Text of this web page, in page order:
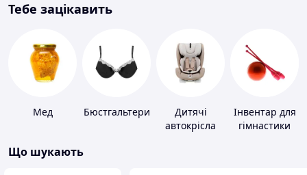
Тебе зацікавить
Мед Бюстгальтери
Дитячі
автокрісла
Інвентар для
гімнастики
Що шукають